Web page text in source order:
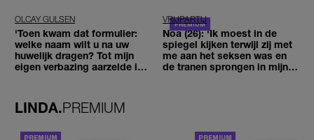
OLCAY GULSEN
'Toen kwam dat formulier:
welke naam wilt u na uw
huwelijk dragen? Tot mijn
eigen verbazing aarzelde ik
VRIJPARTIJ
Noa (26): 'Ik moest in de
spiegel kijken terwijl zij met
me aan het seksen was en
de tranen sprongen in mijn
LINDA.PREMIUM